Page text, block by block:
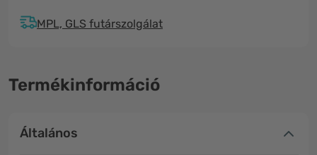
MPL, GLS futárszolgálat
Termékinformáció
Általános